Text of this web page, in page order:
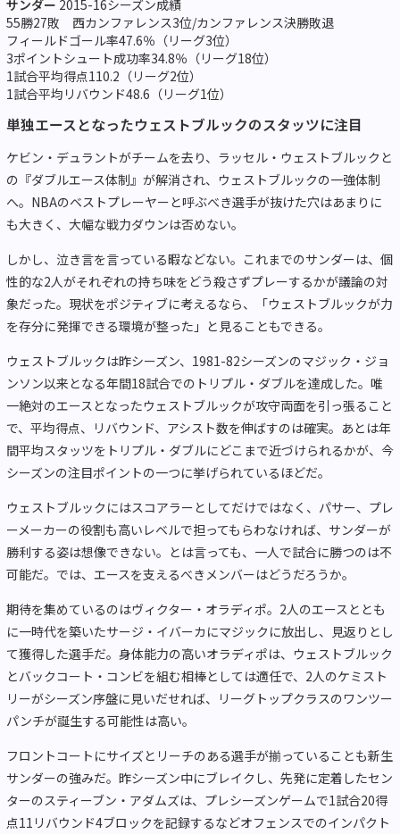
サンダー 2015-16シーズン成績
55勝27敗 西カンファレンス3位/カンファレンス決勝敗退
フィールドゴール率47.6％（リーグ3位）
3ポイントシュート成功率34.8％（リーグ18位）
1試合平均得点110.2（リーグ2位）
1試合平均リバウンド48.6（リーグ1位）
単独エースとなったウェストブルックのスタッツに注目
ケビン・デュラントがチームを去り、ラッセル・ウェストブルックと
の『ダブルエース体制』が解消され、ウェストブルックの一強体制
へ。NBAのベストプレーヤーと呼ぶべき選手が抜けた穴はあまりに
も大きく、大幅な戦力ダウンは否めない。
しかし、泣き言を言っている暇などない。これまでのサンダーは、個
性的な2人がそれぞれの持ち味をどう殺さずプレーするかが議論の対
象だった。現状をポジティブに考えるなら、「ウェストブルックが力
を存分に発揮できる環境が整った」と見ることもできる。
ウェストブルックは昨シーズン、1981-82シーズンのマジック・ジョ
ンソン以来となる年間18試合でのトリプル・ダブルを達成した。唯
一絶対のエースとなったウェストブルックが攻守両面を引っ張ること
で、平均得点、リバウンド、アシスト数を伸ばすのは確実。あとは年
間平均スタッツをトリプル・ダブルにどこまで近づけられるかが、今
シーズンの注目ポイントの一つに挙げられているほどだ。
ウェストブルックにはスコアラーとしてだけではなく、パサー、プレ
ーメーカーの役割も高いレベルで担ってもらわなければ、サンダーが
勝利する姿は想像できない。とは言っても、一人で試合に勝つのは不
可能だ。では、エースを支えるべきメンバーはどうだろうか。
期待を集めているのはヴィクター・オラディポ。2人のエースととも
に一時代を築いたサージ・イバーカにマジックに放出し、見返りとし
て獲得した選手だ。身体能力の高いオラディポは、ウェストブルック
とバックコート・コンビを組む相棒としては適任で、2人のケミスト
リーがシーズン序盤に見いだせれば、リーグトップクラスのワンツー
パンチが誕生する可能性は高い。
フロントコートにサイズとリーチのある選手が揃っていることも新生
サンダーの強みだ。昨シーズン中にブレイクし、先発に定着したセン
ターのスティーブン・アダムズは、プレシーズンゲームで1試合20得
点11リバウンド4ブロックを記録するなどオフェンスでのインパクト